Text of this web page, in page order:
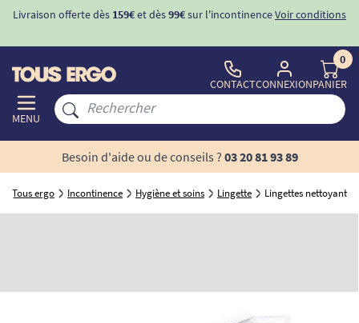
Livraison offerte dès 159€et dès99€sur l'incontinenceVoir conditions
MENU
CONTACTCONNEXION
0
PANIER
Besoin d'aide ou de conseils ? 03 20 81 93 89
Tous ergo Incontinence Hygiène et soins Lingette Lingettes